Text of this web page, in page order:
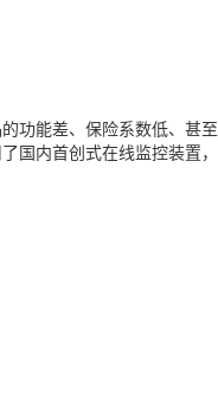
功能差、保险系数低、甚至
国内首创式在线监控装置，